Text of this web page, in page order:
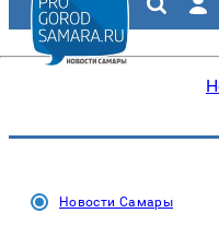
Новости Самары